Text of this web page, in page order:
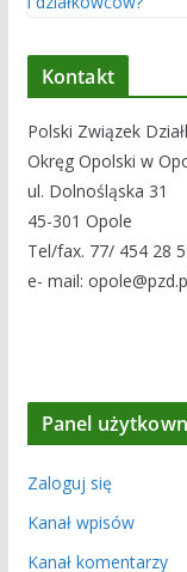
Kontakt
Polski Związek
Okręg Opolski w
ul. Dolnośląska 31
45-301 Opole
Tel/fax. 77/ 454 28
e- mail:
Panel
Zaloguj się
Kanał wpisów
Kanał komentarzy